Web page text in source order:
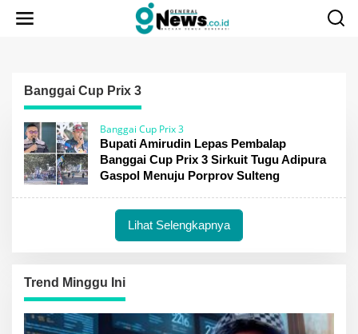
Banggai Cup Prix 3
Banggai Cup Prix 3
Bupati Amirudin Lepas Pembalap
Banggai Cup Prix 3 Sirkuit Tugu Adipura
Gaspol Menuju Porprov Sulteng
Lihat Selengkapnya
Trend Minggu Ini